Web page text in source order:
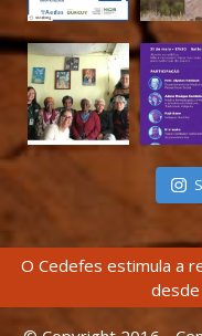
O Cedefes estimula a